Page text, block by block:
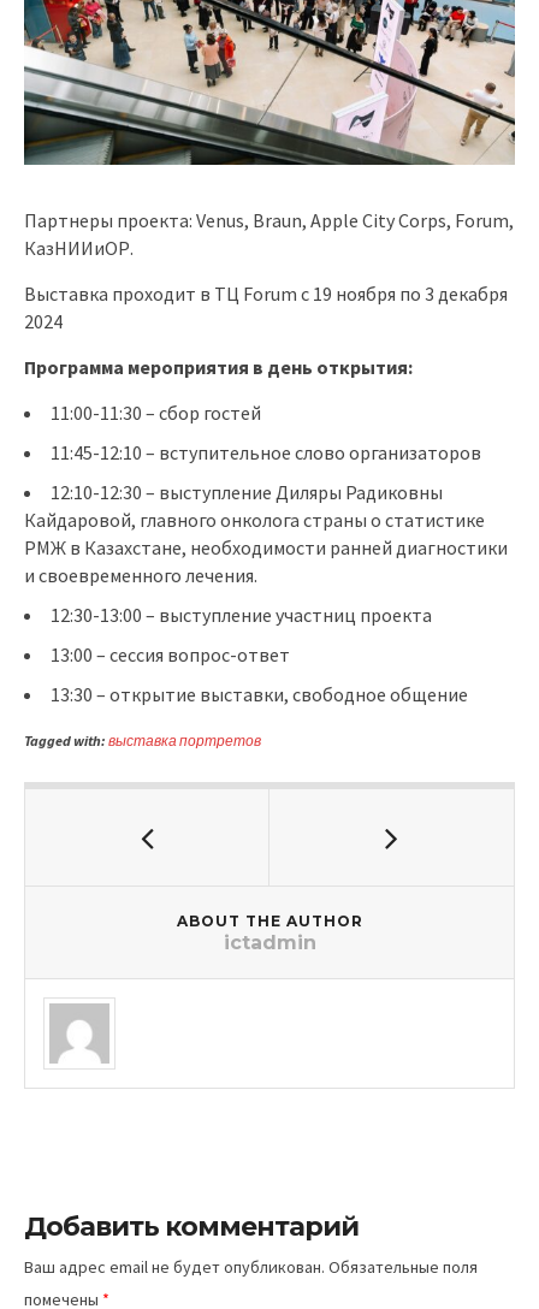
Партнеры проекта: Venus, Braun, Apple City Corps, Forum,
КазНИИиОР.
Выставка проходит в ТЦ Forum с 19 ноября по 3 декабря
2024
Программа мероприятия в день открытия:
11:00-11:30 – сбор гостей
11:45-12:10 – вступительное слово организаторов
12:10-12:30 – выступление Диляры Радиковны
Кайдаровой, главного онколога страны о статистике
РМЖ в Казахстане, необходимости ранней диагностики
и своевременного лечения.
12:30-13:00 – выступление участниц проекта
13:00 – сессия вопрос-ответ
13:30 – открытие выставки, свободное общение
Tagged with: выставка портретов
ABOUT THE AUTHOR
ictadmin
Добавить комментарий
Ваш адрес email не будет опубликован. Обязательные поля
помечены *